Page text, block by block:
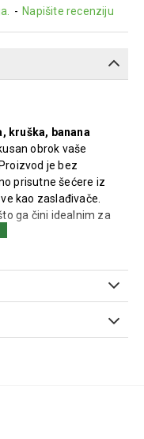
- Napišite recenziju
kruška, banana
obrok vaše
je bez
prisutne šećere iz
kao zaslađivače.
ga čini idealnim za
(40%) i banane
prirodnim
i praktično za